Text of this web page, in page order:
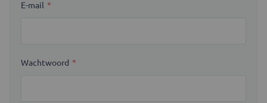
E-mail
Wachtwoord